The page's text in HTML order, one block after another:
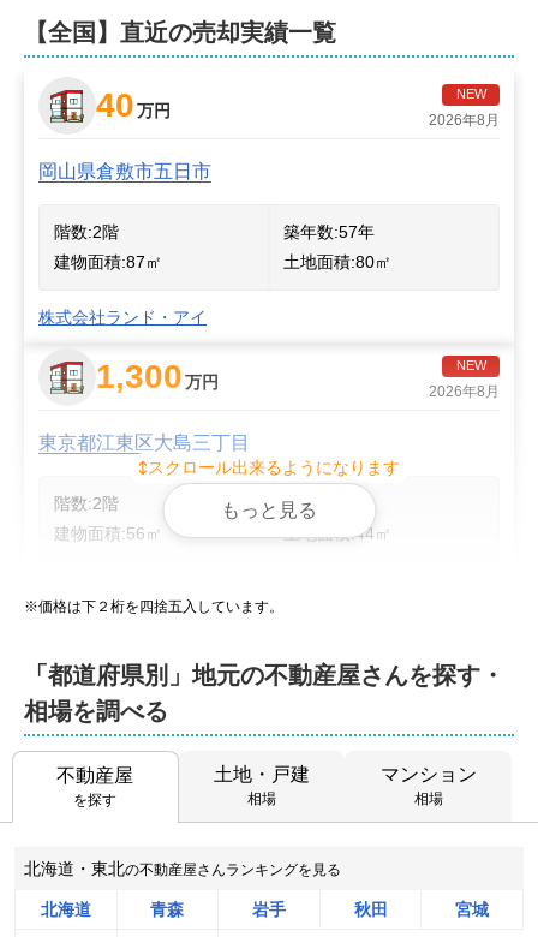
【全国】直近の売却実績一覧
NEW
40万円 2026年8月
岡山県倉敷市五日市
階数:2階 築年数:57年
建物面積:87㎡ 土地面積:80㎡
株式会社ランド・アイ
NEW
1,300万円 2026年8月
東京都江東区大島三丁目
階数:2階 築年数:
49年
建物面積:56㎡ 土地面積:44㎡
2026年8月
岩手県宮古市佐原三丁目
状態:古家あり 土地面積: 178㎡
2,100 2026年8月
スクロール出来るようになります
もっと見る
※価格は下２桁を四捨五入しています。
「都道府県別」地元の不動産屋さんを探す・
相場を調べる
不動産屋
を探す
土地・戸建
相場
マンション
相場
北海道・東北の不動産屋さんランキングを見る
北海道 青森 岩手 秋田 宮城